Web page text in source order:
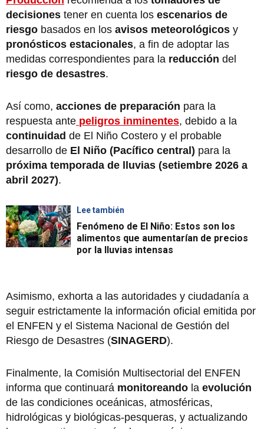
decisiones tener en cuenta los escenarios de
riesgo basados en los avisos meteorológicos y
pronósticos estacionales, a fin de adoptar las
medidas correspondientes para la reducción del
riesgo de desastres.
Así como, acciones de preparación para la
respuesta ante peligros inminentes, debido a la
continuidad de El Niño Costero y el probable
desarrollo de El Niño (Pacífico central) para la
próxima temporada de lluvias (setiembre 2026 a
abril 2027).
Lee también
Fenómeno de El Niño: Estos son los
alimentos que aumentarían de precios
por la lluvias intensas
Asimismo, exhorta a las autoridades y ciudadanía a
seguir estrictamente la información oficial emitida por
el ENFEN y el Sistema Nacional de Gestión del
Riesgo de Desastres (SINAGERD).
Finalmente, la Comisión Multisectorial del ENFEN
informa que continuará monitoreando la evolución
de las condiciones oceánicas, atmosféricas,
hidrológicas y biológicas-pesqueras, y actualizando